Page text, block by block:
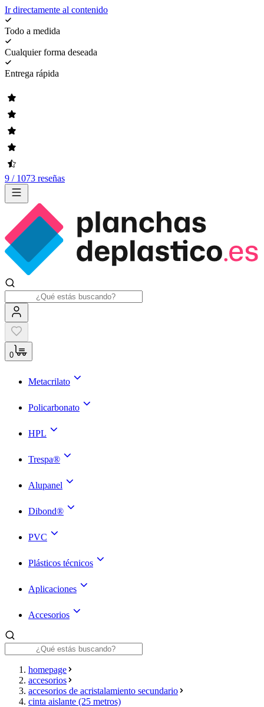
Ir directamente al contenido
Todo a medida
Cualquier forma deseada
Entrega rápida
9 / 1073 reseñas
0
Metacrilato
Policarbonato
HPL
Trespa®
Alupanel
Dibond®
PVC
Plásticos técnicos
Aplicaciones
Accesorios
homepage
accesorios
accesorios de acristalamiento secundario
cinta aislante (25 metros)